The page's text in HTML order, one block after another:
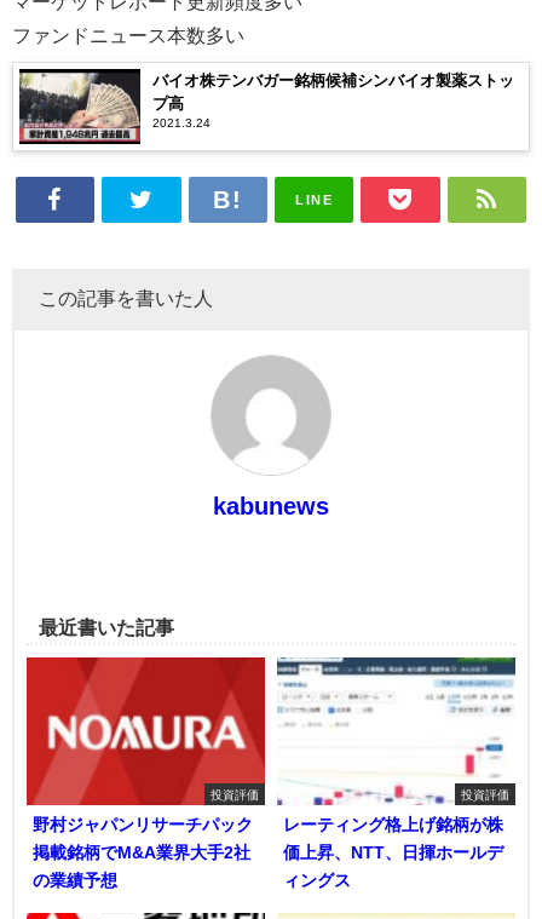
ファンドニュース本数多い
バイオ株テンバガー銘柄候補シンバイオ製薬ストッ
プ高
2021.3.24
LINE
この記事を書いた人
kabunews
最近書いた記事
投資評価
野村ジャパンリサーチパック
掲載銘柄でM&A業界大手2社
の業績予想
投資評価
レーティング格上げ銘柄が株
価上昇、NTT、日揮ホールデ
ィングス